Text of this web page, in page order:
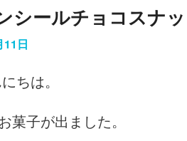
シールチョコスナ
11日
ちは。
菓子が出ました。